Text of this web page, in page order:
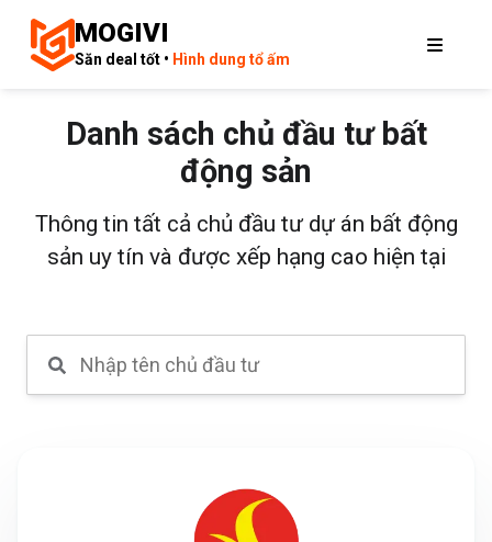
MOGIVI
Săn deal tốt • Hình dung tổ ấm
Danh sách chủ đầu tư bất
động sản
Thông tin tất cả chủ đầu tư dự án bất động
sản uy tín và được xếp hạng cao hiện tại